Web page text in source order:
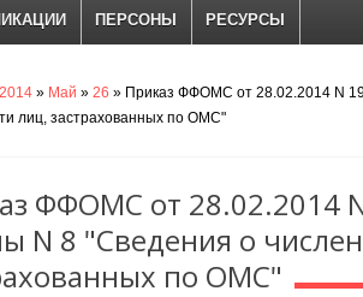
ПЕРСОНЫ РЕСУРСЫ
2014 » Май » 26 » Приказ ФФОМС от 28.02.2014 N
лиц, застрахованных по ОМС"
ФФОМС от 28.02.2014
N 8 "Сведения о
по ОМС"